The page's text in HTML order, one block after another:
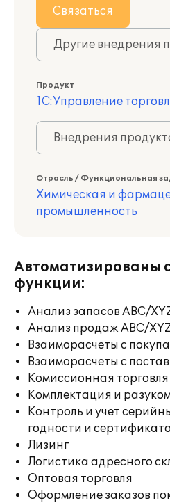
Связаться
Другие внедрения
Продукт
1С:Управление
Внедрения
Отрасль / Функциональная
Химическая и
промышленность
Автоматизированы
функции:
Анализ запасов ABC/
Анализ продаж ABC/
Взаиморасчеты с
Взаиморасчеты с
Комиссионная торговля
Комплектация и
Контроль и учет
годности и
Лизинг
Логистика адресного
Оптовая торговля
Оформление заказов